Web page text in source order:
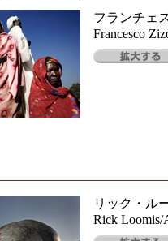
フランチェ
Francesco
リック・ル
Rick Loomis/